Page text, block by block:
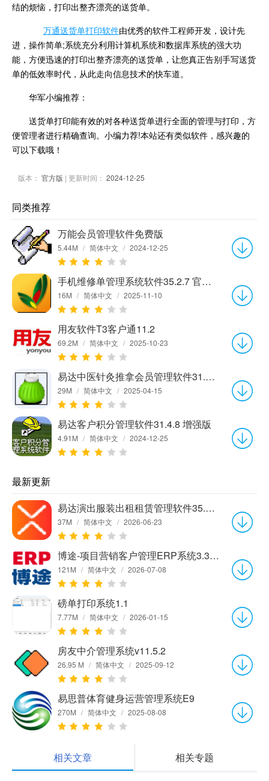
结的烦恼，打印出整齐漂亮的送货单。
万通送货单打印软件由优秀的软件工程师开发，设计先
进，操作简单;系统充分利用计算机系统和数据库系统的强大功
能，方便迅速的打印出整齐漂亮的送货单，让您真正告别手写送货
单的低效率时代，从此走向信息技术的快车道。
华军小编推荐：
送货单打印能有效的对各种送货单进行全面的管理与打印，方
便管理者进行精确查询。小编力荐!本站还有类似软件，感兴趣的
可以下载哦！
版本： 官方版 | 更新时间： 2024-12-25
同类推荐
万能会员管理软件免费版
5.44M / 简体中文 / 2024-12-25
手机维修单管理系统软件35.2.7 官方版
16M / 简体中文 / 2025-11-10
用友软件T3客户通11.2
69.2M / 简体中文 / 2025-10-23
易达中医针灸推拿会员管理软件31.3.7 官方版
29M / 简体中文 / 2025-04-15
易达客户积分管理软件31.4.8 增强版
4.91M / 简体中文 / 2024-12-25
最新更新
易达演出服装出租租赁管理软件35.5.7 官方版
37M / 简体中文 / 2026-06-23
博途-项目营销客户管理ERP系统3.3.2本地版
121M / 简体中文 / 2026-07-08
磅单打印系统1.1
7.77M / 简体中文 / 2026-01-15
房友中介管理系统v11.5.2
26.95 M / 简体中文 / 2025-09-12
易思普体育健身运营管理系统E9
270M / 简体中文 / 2025-08-08
相关文章 相关专题